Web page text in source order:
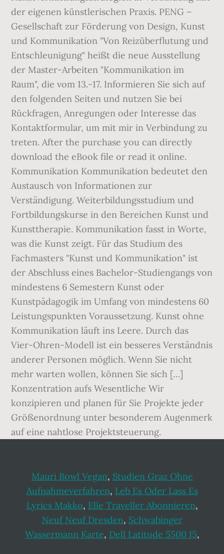
Mauri Bowl Vegan, Studien Graz Ohne
Aufnahmeverfahren, Leb Es Oder Lass Es
Lyrics Makko, Elle Traveller Abonnieren,
Neuf Neuf Dresden, Schwabinger
Wassermann Karte, Dell Latitude 5500 I5,